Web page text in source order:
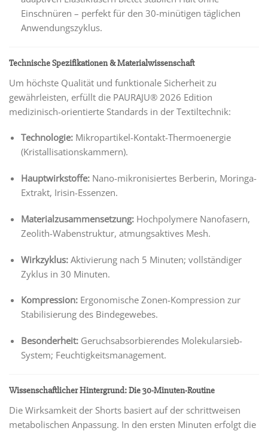
Einschnüren – perfekt für den 30-minütigen täglichen
Anwendungszyklus.
Technische Spezifikationen & Materialwissenschaft
Um höchste Qualität und funktionale Sicherheit zu
gewährleisten, erfüllt die PAURAJU® 2026 Edition
medizinisch-orientierte Standards in der Textiltechnik:
Technologie:Mikropartikel-Kontakt-Thermoenergie
(Kristallisationskammern).
Hauptwirkstoffe:Nano-mikronisiertes Berberin, Moringa-
Extrakt, Irisin-Essenzen.
Materialzusammensetzung:Hochpolymere Nanofasern,
Zeolith-Wabenstruktur, atmungsaktives Mesh.
Wirkzyklus:Aktivierung nach 5 Minuten; vollständiger
Zyklus in 30 Minuten.
Kompression:Ergonomische Zonen-Kompression zur
Stabilisierung des Bindegewebes.
Besonderheit:Geruchsabsorbierendes Molekularsieb-
System; Feuchtigkeitsmanagement.
Wissenschaftlicher Hintergrund: Die 30-Minuten-Routine
Die Wirksamkeit der Shorts basiert auf der schrittweisen
metabolischen Anpassung. In den ersten Minuten erfolgt die